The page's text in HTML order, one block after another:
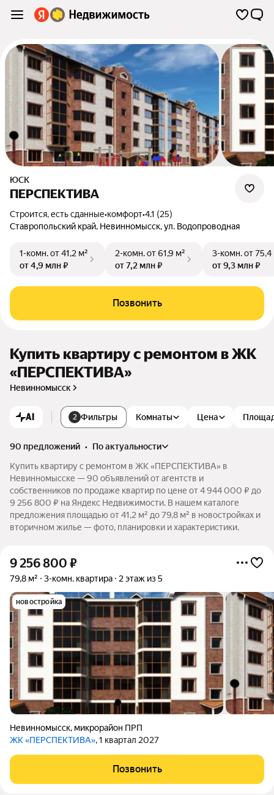
ЮСК
ПЕРСПЕКТИВА
Строится, есть сданные•комфорт•4.1 (25)
Ставропольский край, Невинномысск,ул. Водопроводная
1-комн.от 41,2 м²
от 4,9 млн ₽
2-комн.от 61,9 м²
от 7,2 млн ₽
3-комн.от 75,4
от 9,3 млн ₽
Позвонить
Купить квартиру с ремонтом в ЖК
«ПЕРСПЕКТИВА»
Невинномысск
AI 2 Фильтры Комнаты Цена
90 предложений •
по актуальности
Купить квартиру с ремонтом в ЖК «ПЕРСПЕКТИВА» в
Невинномысске — 90 объявлений от агентств и
собственников по продаже квартир по цене от 4 944 000 ₽ до
9 256 800 ₽ на Яндекс Недвижимости. В нашем каталоге
предложения площадью от 41,2 м² до 79,8 м² в новостройках и
вторичном жилье — фото, планировки и характеристики.
9 256 800 ₽
79,8 м² 3-комн. квартира 2 этаж из 5
новостройка
Невинномысск, микрорайон ПРП
ЖК «ПЕРСПЕКТИВА», 1 квартал 2027
Позвонить